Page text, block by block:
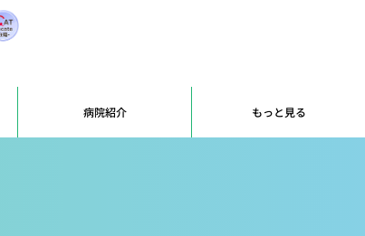
病院紹介 もっと見る